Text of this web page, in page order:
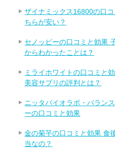
ザイナミックス16800の口
ちらが安い？
セノッピーの口コミと効果
からわかったことは？
ミライホワイトの口コミと
美容サプリの評判とは？
ニッタバイオラボ・バラン
ーの口コミと効果
金の菊芋の口コミと効果 食
当なの？